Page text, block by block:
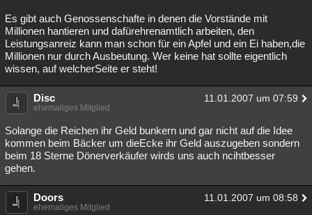
Es gibt auch Genossenschafte in denen die Vorstände mit
Millionen hantieren und dafürehrenamtlich arbeiten, den
Leistungsanreiz kann man schon für ein Apfel und ein Ei haben,die
Millionen nur durch Ausbeutung. Wer keine hat sollte eigentlich
wissen, auf welcherSeite er steht!
Disc 11.01.2007 um 07:59
ehemaliges Mitglied
Solange die Reichen ihr Geld bunkern und gar nicht auf die Idee
kommen beim Bäcker um dieEcke ihr Geld auszugeben sondern
beim 18 Sterne Dönerverkäufer wirds uns auch ncihtbesser
gehen.
Doors 11.01.2007 um 08:58
ehemaliges Mitglied